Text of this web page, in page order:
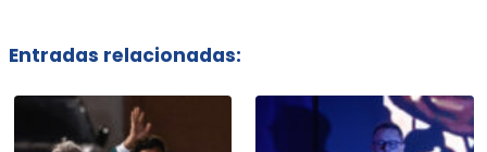
Entradas relacionadas: